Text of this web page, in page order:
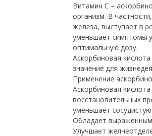
Витамин С –
организм. В
железа, выступает в
уменьшает симптомы
оптимальную дозу.
Аскорбиновая
значение для
Применение
Аскорбиновая
восстановительных
уменьшает
Обладает
Улучшает